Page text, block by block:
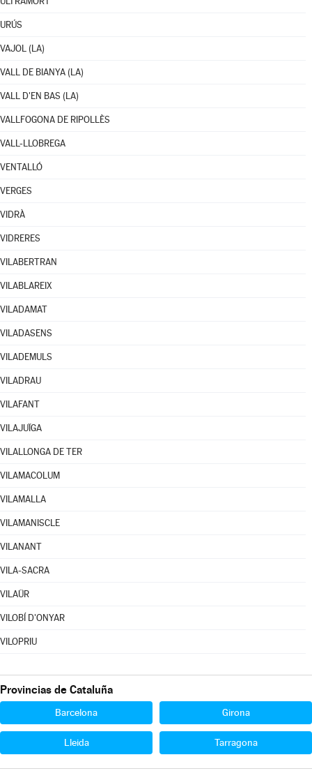
URÚS
VAJOL (LA)
VALL DE BIANYA (LA)
VALL D'EN BAS (LA)
VALLFOGONA DE RIPOLLÈS
VALL-LLOBREGA
VENTALLÓ
VERGES
VIDRÀ
VIDRERES
VILABERTRAN
VILABLAREIX
VILADAMAT
VILADASENS
VILADEMULS
VILADRAU
VILAFANT
VILAJUÏGA
VILALLONGA DE TER
VILAMACOLUM
VILAMALLA
VILAMANISCLE
VILANANT
VILA-SACRA
VILAÜR
VILOBÍ D'ONYAR
VILOPRIU
Provincias de Cataluña
Barcelona Girona
Lleida Tarragona